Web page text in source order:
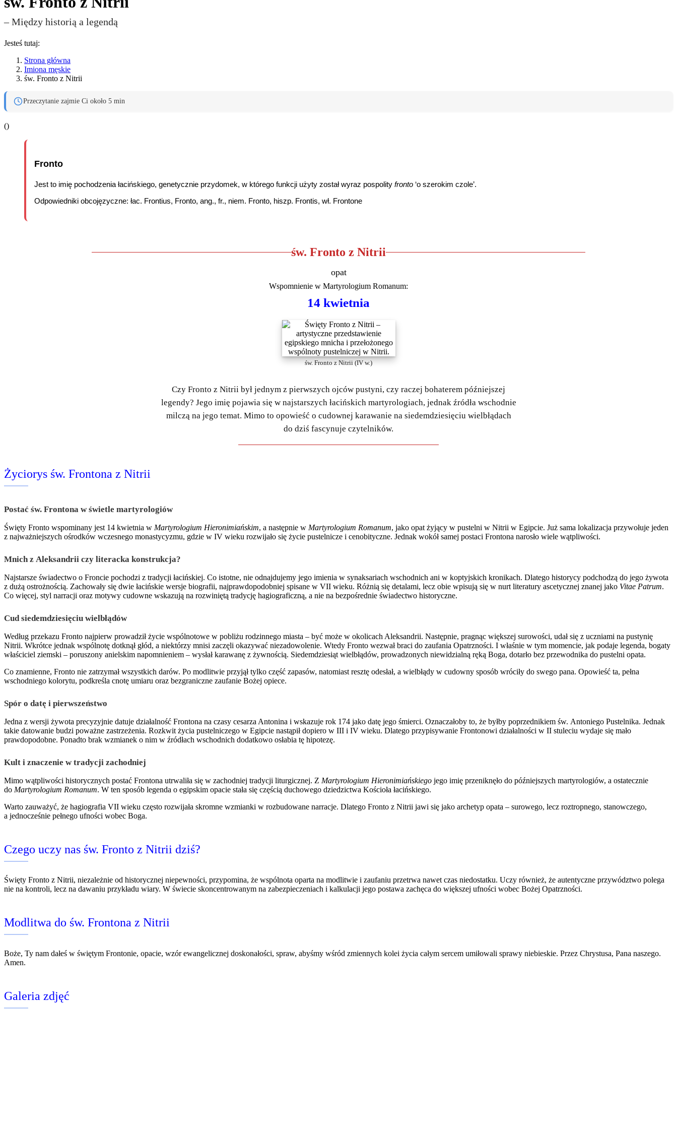
– Między historią a legendą
Jesteś tutaj:
Strona główna
Imiona męskie
św. Fronto z Nitrii
Przeczytanie zajmie Ci około 5 min
()
Fronto
Jest to imię pochodzenia łacińskiego, genetycznie przydomek, w którego funkcji użyty został wyraz pospolity fronto ‘o szerokim czole’.
Odpowiedniki obcojęzyczne: łac. Frontius, Fronto, ang., fr., niem. Fronto, hiszp. Frontis, wł. Frontone
św. Fronto z Nitrii
opat
Wspomnienie w Martyrologium Romanum:
14 kwietnia
św. Fronto z Nitrii (IV w.)
Czy Fronto z Nitrii był jednym z pierwszych ojców pustyni, czy raczej bohaterem późniejszej
legendy? Jego imię pojawia się w najstarszych łacińskich martyrologiach, jednak źródła wschodnie
milczą na jego temat. Mimo to opowieść o cudownej karawanie na siedemdziesięciu wielbłądach
do dziś fascynuje czytelników.
Życiorys św. Frontona z Nitrii
Postać św. Frontona w świetle martyrologiów
Święty Fronto wspominany jest 14 kwietnia w Martyrologium Hieronimiańskim, a następnie w Martyrologium Romanum, jako opat żyjący w pustelni w Nitrii w Egipcie. Już sama lokalizacja przywołuje jeden
z najważniejszych ośrodków wczesnego monastycyzmu, gdzie w IV wieku rozwijało się życie pustelnicze i cenobityczne. Jednak wokół samej postaci Frontona narosło wiele wątpliwości.
Mnich z Aleksandrii czy literacka konstrukcja?
Najstarsze świadectwo o Froncie pochodzi z tradycji łacińskiej. Co istotne, nie odnajdujemy jego imienia w synaksariach wschodnich ani w koptyjskich kronikach. Dlatego historycy podchodzą do jego żywota
z dużą ostrożnością. Zachowały się dwie łacińskie wersje biografii, najprawdopodobniej spisane w VII wieku. Różnią się detalami, lecz obie wpisują się w nurt literatury ascetycznej znanej jako Vitae Patrum.
Co więcej, styl narracji oraz motywy cudowne wskazują na rozwiniętą tradycję hagiograficzną, a nie na bezpośrednie świadectwo historyczne.
Cud siedemdziesięciu wielbłądów
Według przekazu Fronto najpierw prowadził życie wspólnotowe w pobliżu rodzinnego miasta – być może w okolicach Aleksandrii. Następnie, pragnąc większej surowości, udał się z uczniami na pustynię
Nitrii. Wkrótce jednak wspólnotę dotknął głód, a niektórzy mnisi zaczęli okazywać niezadowolenie. Wtedy Fronto wezwał braci do zaufania Opatrzności. I właśnie w tym momencie, jak podaje legenda, bogaty
właściciel ziemski – poruszony anielskim napomnieniem – wysłał karawanę z żywnością. Siedemdziesiąt wielbłądów, prowadzonych niewidzialną ręką Boga, dotarło bez przewodnika do pustelni opata.
Co znamienne, Fronto nie zatrzymał wszystkich darów. Po modlitwie przyjął tylko część zapasów, natomiast resztę odesłał, a wielbłądy w cudowny sposób wróciły do swego pana. Opowieść ta, pełna
wschodniego kolorytu, podkreśla cnotę umiaru oraz bezgraniczne zaufanie Bożej opiece.
Spór o datę i pierwszeństwo
Jedna z wersji żywota precyzyjnie datuje działalność Frontona na czasy cesarza Antonina i wskazuje rok 174 jako datę jego śmierci. Oznaczałoby to, że byłby poprzednikiem św. Antoniego Pustelnika. Jednak
takie datowanie budzi poważne zastrzeżenia. Rozkwit życia pustelniczego w Egipcie nastąpił dopiero w III i IV wieku. Dlatego przypisywanie Frontonowi działalności w II stuleciu wydaje się mało
prawdopodobne. Ponadto brak wzmianek o nim w źródłach wschodnich dodatkowo osłabia tę hipotezę.
Kult i znaczenie w tradycji zachodniej
Mimo wątpliwości historycznych postać Frontona utrwaliła się w zachodniej tradycji liturgicznej. Z Martyrologium Hieronimiańskiego jego imię przeniknęło do późniejszych martyrologiów, a ostatecznie
do Martyrologium Romanum. W ten sposób legenda o egipskim opacie stała się częścią duchowego dziedzictwa Kościoła łacińskiego.
Warto zauważyć, że hagiografia VII wieku często rozwijała skromne wzmianki w rozbudowane narracje. Dlatego Fronto z Nitrii jawi się jako archetyp opata – surowego, lecz roztropnego, stanowczego,
a jednocześnie pełnego ufności wobec Boga.
Czego uczy nas św. Fronto z Nitrii dziś?
Święty Fronto z Nitrii, niezależnie od historycznej niepewności, przypomina, że wspólnota oparta na modlitwie i zaufaniu przetrwa nawet czas niedostatku. Uczy również, że autentyczne przywództwo polega
nie na kontroli, lecz na dawaniu przykładu wiary. W świecie skoncentrowanym na zabezpieczeniach i kalkulacji jego postawa zachęca do większej ufności wobec Bożej Opatrzności.
Modlitwa do św. Frontona z Nitrii
Boże, Ty nam dałeś w świętym Frontonie, opacie, wzór ewangelicznej doskonałości, spraw, abyśmy wśród zmiennych kolei życia całym sercem umiłowali sprawy niebieskie. Przez Chrystusa, Pana naszego.
Amen.
Galeria zdjęć